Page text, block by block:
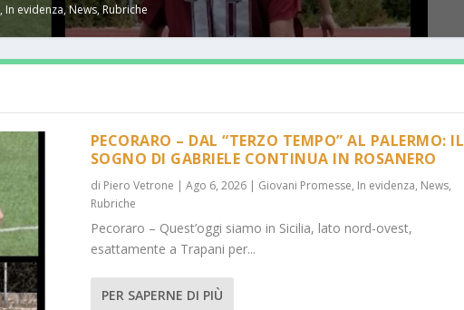
, In evidenza,News,Rubriche
PECORARO – DAL “TERZO TEMPO” AL PALERMO: IL
SOGNO DI GABRIELE CONTINUA IN ROSANERO
di Piero Vetrone | Ago 6, 2026| Giovani Promesse, In evidenza, News,
Rubriche
Pecoraro – Quest’oggi siamo in Sicilia, lato nord-ovest,
esattamente a Trapani per...
PER SAPERNE DI PIÙ